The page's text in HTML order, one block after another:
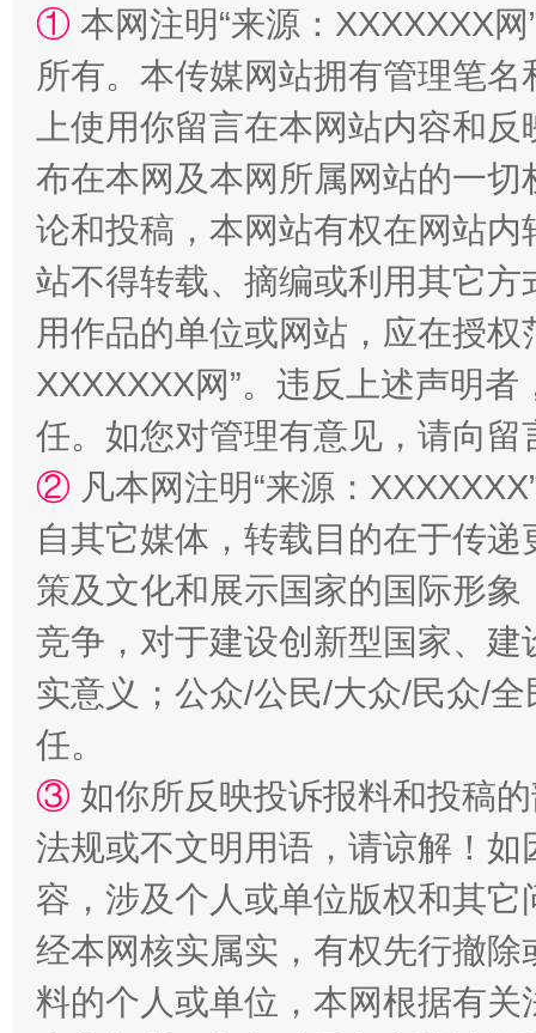
国家大学科技园优化重塑工作
扯下公款旅游的“隐身衣” 如何以
“蜀中异人”王建安的艺术幻境
① 本网注明“来源：XXXXXXX
所有。本传媒网站拥有管理笔
上使用你留言在本网站内容和
布在本网及本网所属网站的一
论和投稿，本网站有权在网站
站不得转载、摘编或利用其它
用作品的单位或网站，应在授
XXXXXXX网”。违反上述声明
任。如您对管理有意见，请向
② 凡本网注明“来源：
自其它媒体，转载目的在于传
策及文化和展示国家的国际形
竞争，对于建设创新型国家、
实意义；公众/公民/大众/民众/
任。
③ 如你所反映投诉报料和投稿
法规或不文明用语，请谅解！
容，涉及个人或单位版权和其它
经本网核实属实，有权先行撤
料的个人或单位，本网根据有